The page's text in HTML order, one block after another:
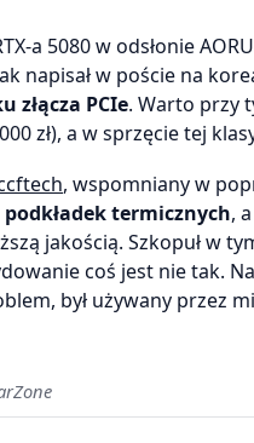
a 5080 w odsłonie
napisał w poście na
złącza PCIe. Warto przy
zł), a w sprzęcie tej
, wspomniany w
termicznych,
jakością. Szkopuł w
coś jest nie tak.
był używany przez